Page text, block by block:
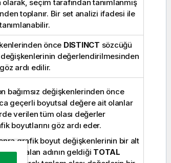
seçim tarafından tanımlanmış
toplanır. Bir set analizi ifadesi ile
önce DISTINCT sözcüğü
değişkenlerinin değerlendirilmesinden
ardı edilir.
bağımsız değişkenlerinden önce
geçerli boyutsal değere ait olanlar
verilen tüm olası değerler
boyutlarını göz ardı eder.
grafik boyut değişkenlerinin bir alt
çok alan adının geldiği TOTAL